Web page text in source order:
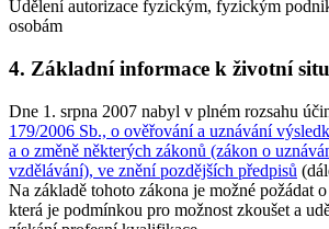
Udělení autorizace fyzickým, fyzickým
osobám
4. Základní informace k životní
Dne 1. srpna 2007 nabyl v plném rozsahu
179/2006 Sb., o ověřování a uznávání
a o změně některých zákonů (zákon o
vzdělávání), ve znění pozdějších předpisů
Na základě tohoto zákona je možné požádat
která je podmínkou pro možnost zkoušet a